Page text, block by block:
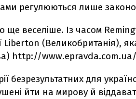
регулюються лише
ще веселіше. Із часом
Liberton (Великобританія),
http://
безрезультатних для
йти на мирову й